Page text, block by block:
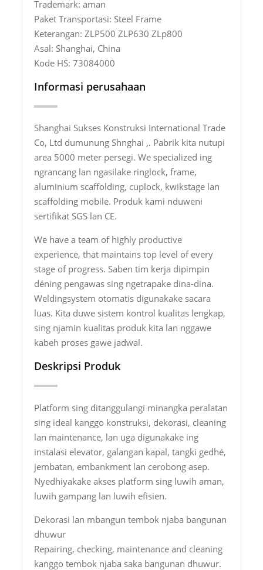
Trademark: aman
Paket Transportasi: Steel Frame
Keterangan: ZLP500 ZLP630 ZLp800
Asal: Shanghai, China
Kode HS: 73084000
Informasi perusahaan
Shanghai Sukses Konstruksi International Trade
Co, Ltd dumunung Shnghai ,. Pabrik kita nutupi
area 5000 meter persegi. We specialized ing
ngrancang lan ngasilake ringlock, frame,
aluminium scaffolding, cuplock, kwikstage lan
scaffolding mobile. Produk kami nduweni
sertifikat SGS lan CE.
We have a team of highly productive
experience, that maintains top level of every
stage of progress. Saben tim kerja dipimpin
déning pengawas sing ngetrapake dina-dina.
Weldingsystem otomatis digunakake sacara
luas. Kita duwe sistem kontrol kualitas lengkap,
sing njamin kualitas produk kita lan nggawe
kabeh proses gawe jadwal.
Deskripsi Produk
Platform sing ditanggulangi minangka peralatan
sing ideal kanggo konstruksi, dekorasi, cleaning
lan maintenance, lan uga digunakake ing
instalasi elevator, galangan kapal, tangki gedhé,
jembatan, embankment lan cerobong asep.
Nyedhiyakake akses platform sing luwih aman,
luwih gampang lan luwih efisien.
Dekorasi lan mbangun tembok njaba bangunan
dhuwur
Repairing, checking, maintenance and cleaning
kanggo tembok njaba saka bangunan dhuwur.